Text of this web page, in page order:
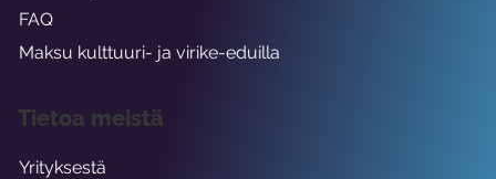
FAQ
Maksu kulttuuri- ja virike-eduilla
Tietoa meistä
Yrityksestä